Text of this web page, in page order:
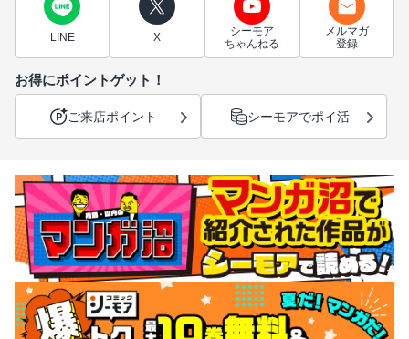
LINE X
シーモア
ちゃんねる
メルマガ
登録
お得にポイントゲット！
ご来店ポイント シーモアでポイ活